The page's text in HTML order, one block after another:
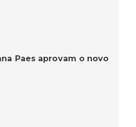
Paes aprovam o novo